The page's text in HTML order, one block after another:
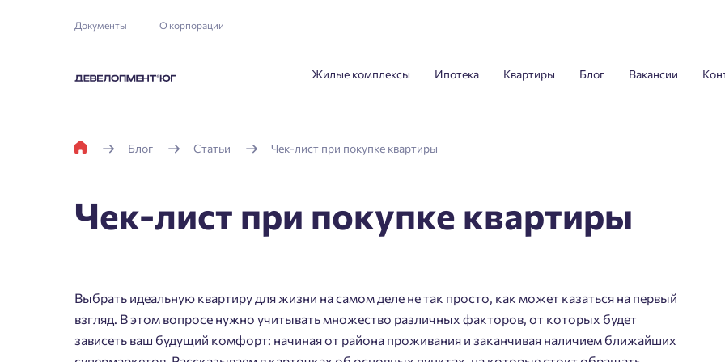
Документы О корпорации
Жилые комплексы Ипотека Квартиры Блог Вакансии
Блог Статьи Чек-лист при покупке квартиры
Чек-лист при покупке квартиры
Выбрать идеальную квартиру для жизни на самом деле не так просто, как может казаться на первый
взгляд. В этом вопросе нужно учитывать множество различных факторов, от которых будет
зависеть ваш будущий комфорт: начиная от района проживания и заканчивая наличием ближайших